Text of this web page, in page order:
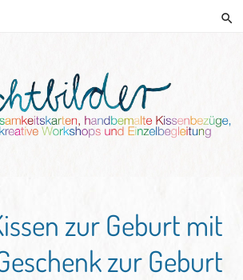
HANDGEMALTE KISSEN UND
KREATIVE BEGLEITUNG
zur Geburt mit
zur Geburt